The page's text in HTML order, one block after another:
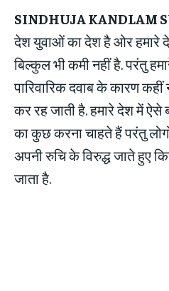
SINDHUJA KANDLAM
देश युवाओं का देश है ओर हमारे
बिल्कुल भी कमी नहीं है. परंतु
पारिवारिक दवाब के कारण
कर रह जाती है. हमारे देश में
का कुछ करना चाहते हैं परंतु
अपनी रुचि के विरुद्ध जाते हुए
जाता है.